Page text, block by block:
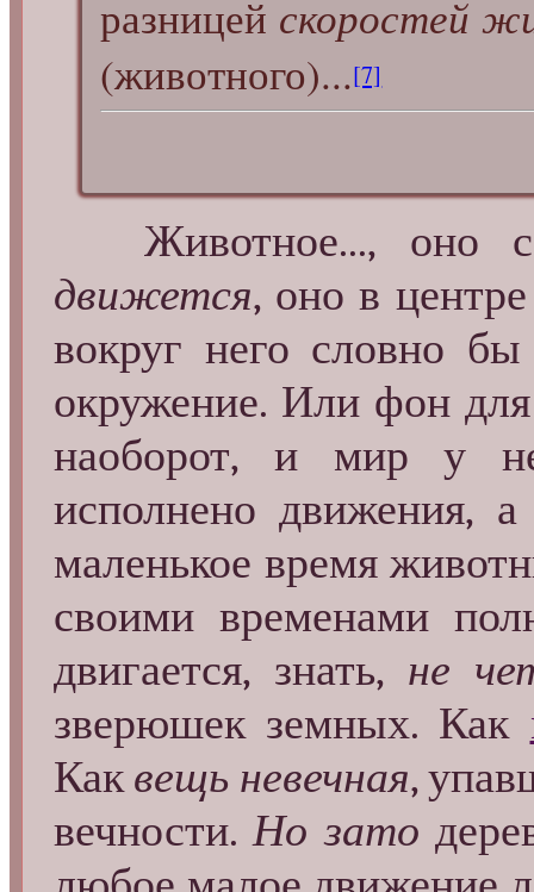
разницей скоростей
(животного)...[7]
Животное..., оно
движется, оно в
вокруг него словно
окружение. Или фон
наоборот, и мир у
исполнено движения,
маленькое время
своими временами
двигается, знать, не
зверюшек земных. Как
Каквещь невечная,
вечности.Но зато